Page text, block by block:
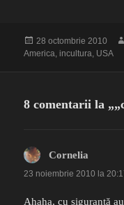
Publicat
pe
28 octombrie 2010
America, incultura, USA
8 comentarii la
Cornelia
23 noiembrie 2010 la
Ahaha, cu siguranță